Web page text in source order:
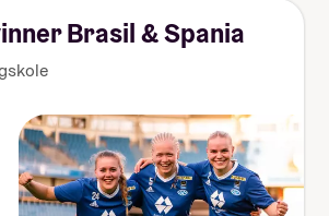
Brasil & Spania